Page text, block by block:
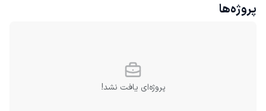
پروژه‌ها
پروژه‌ای یافت نشد!